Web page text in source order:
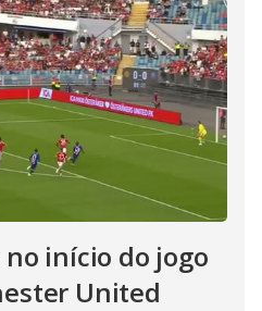
início do jogo
United